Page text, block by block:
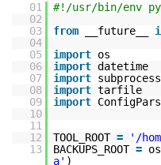
01
#!/usr/bin/env
02
03
from __future__
04
05
import os
06
import datetime
07
import subprocess
08
import tarfile
09
import
10
11
12
TOOL_ROOT =
'/
13
BACKUPS_ROOT =
a' )